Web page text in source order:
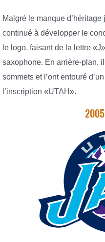
Malgré le manque
continué à développer le
le logo, faisant de la lettre
saxophone. En arrière-plan,
sommets et l’ont entouré
l’inscription «UTAH».